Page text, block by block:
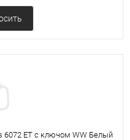
6072 ET с ключом WW Белый